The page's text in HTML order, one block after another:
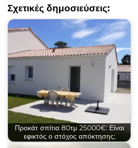
Σχετικές δημοσιεύσεις:
Προκάτ σπίτια 80τμ 25000€: Είναι
εφικτός ο στόχος απόκτησης;